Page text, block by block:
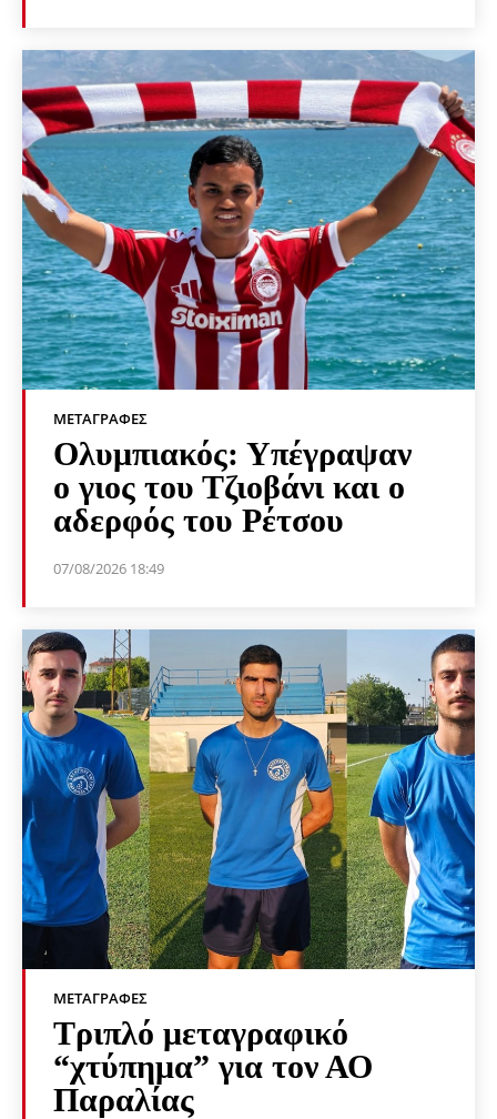
ΜΕΤΑΓΡΑΦΈΣ
Ολυμπιακός: Υπέγραψαν
ο γιος του Τζιοβάνι και ο
αδερφός του Ρέτσου
07/08/2026 18:49
ΜΕΤΑΓΡΑΦΈΣ
Τριπλό μεταγραφικό
“χτύπημα” για τον ΑΟ
Παραλίας